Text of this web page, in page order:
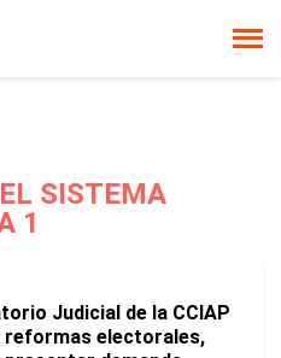
SISTEMA
1
Judicial de la CCIAP
reformas electorales,